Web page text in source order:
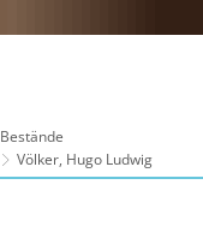
Bestände
Völker, Hugo Ludwig